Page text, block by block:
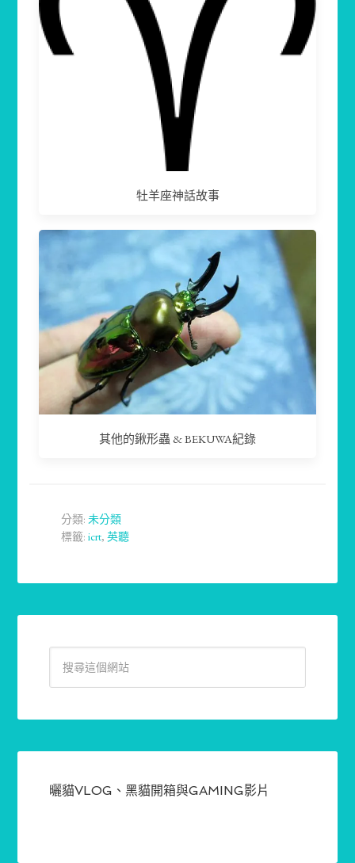
牡羊座神話故事
其他的鍬形蟲 & BEKUWA紀錄
分類:未分類
標籤:icrt,英聽
曬貓VLOG、黑貓開箱與GAMING影片